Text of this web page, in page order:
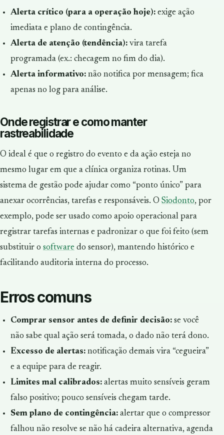
Alerta crítico (para a operação hoje):exige ação
imediata e plano de contingência.
Alerta de atenção (tendência):vira tarefa
programada (ex.: checagem no fim do dia).
Alerta informativo:não notifica por mensagem; fica
apenas no log para análise.
Onde registrar e como manter
rastreabilidade
O ideal é que o registro do evento e da ação esteja no
mesmo lugar em que a clínica organiza rotinas. Um
sistema de gestão pode ajudar como “ponto único” para
anexar ocorrências, tarefas e responsáveis. O Siodonto, por
exemplo, pode ser usado como apoio operacional para
registrar tarefas internas e padronizar o que foi feito (sem
substituir o software do sensor), mantendo histórico e
facilitando auditoria interna do processo.
Erros comuns
Comprar sensor antes de definir decisão:se você
não sabe qual ação será tomada, o dado não terá dono.
Excesso de alertas:notificação demais vira “cegueira”
e a equipe para de reagir.
Limites mal calibrados:alertas muito sensíveis geram
falso positivo; pouco sensíveis chegam tarde.
Sem plano de contingência:alertar que o compressor
falhou não resolve se não há cadeira alternativa, agenda